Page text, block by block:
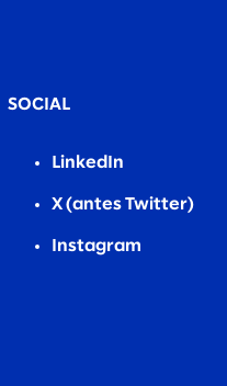
SOCIAL
LinkedIn
X (antes Twitter)
Instagram